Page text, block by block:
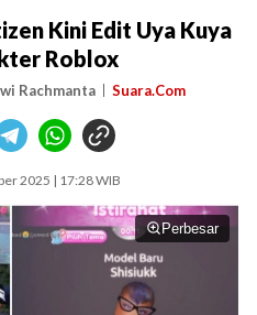
Kini Edit Uya Kuya
Roblox
Rachmanta Suara.Com
2025 | 17:28 WIB
Perbesar